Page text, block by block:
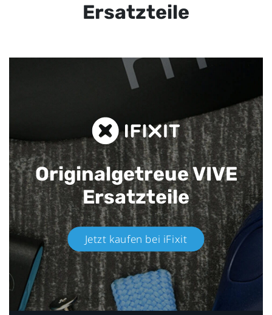
Ersatzteile
Originalgetreue VIVE
Ersatzteile
Jetzt kaufen bei iFixit​